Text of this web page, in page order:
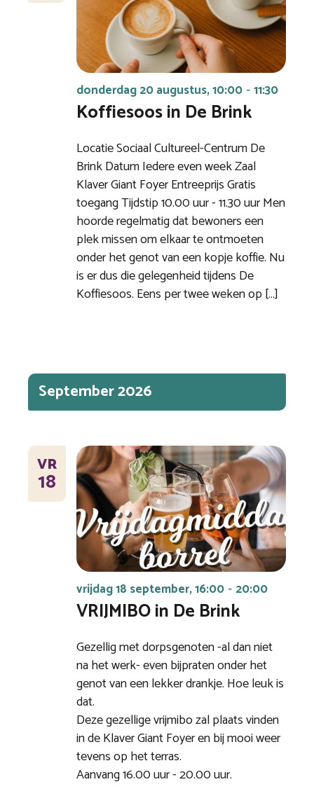
donderdag 20 augustus, 10:00 - 11:30
Koffiesoos in De Brink
Locatie Sociaal Cultureel-Centrum De
Brink Datum Iedere even week Zaal
Klaver Giant Foyer Entreeprijs Gratis
toegang Tijdstip 10.00 uur - 11.30 uur Men
hoorde regelmatig dat bewoners een
plek missen om elkaar te ontmoeten
onder het genot van een kopje koffie. Nu
is er dus die gelegenheid tijdens De
Koffiesoos. Eens per twee weken op […]
September 2026
VR
18
vrijdag 18 september, 16:00 - 20:00
VRIJMIBO in De Brink
Gezellig met dorpsgenoten -al dan niet
na het werk- even bijpraten onder het
genot van een lekker drankje. Hoe leuk is
dat.
Deze gezellige vrijmibo zal plaats vinden
in de Klaver Giant Foyer en bij mooi weer
tevens op het terras.
Aanvang 16.00 uur - 20.00 uur.